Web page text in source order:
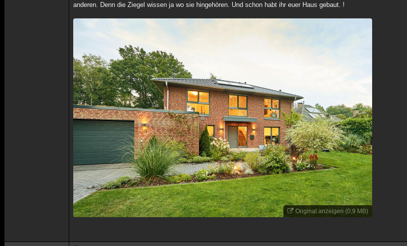
anderen. Denn die Ziegel wissen ja wo sie hingehören. Und schon habt ihr euer Haus gebaut. !
Original anzeigen (0,9 MB)